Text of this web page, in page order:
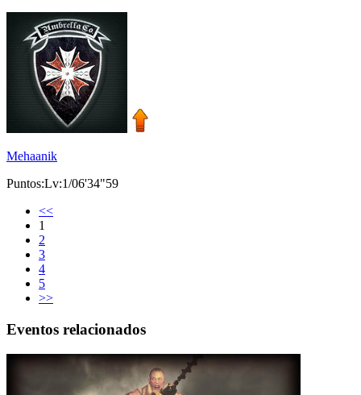
Mehaanik
Puntos:Lv:1/06'34"59
<<
1
2
3
4
5
>>
Eventos relacionados